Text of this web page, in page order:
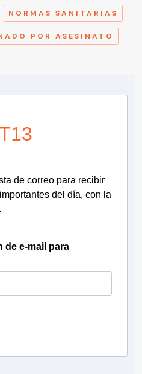
NORMAS SANITARIAS
POR ASESINATO
de correo para recibir
del día, con la
de e-mail para